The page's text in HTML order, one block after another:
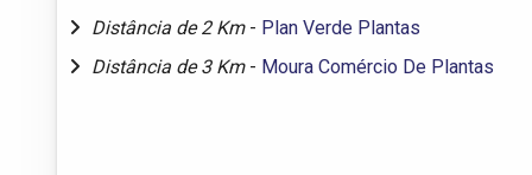
Distância de 2 Km - Plan Verde Plantas
Distância de 3 Km - Moura Comércio De Plantas